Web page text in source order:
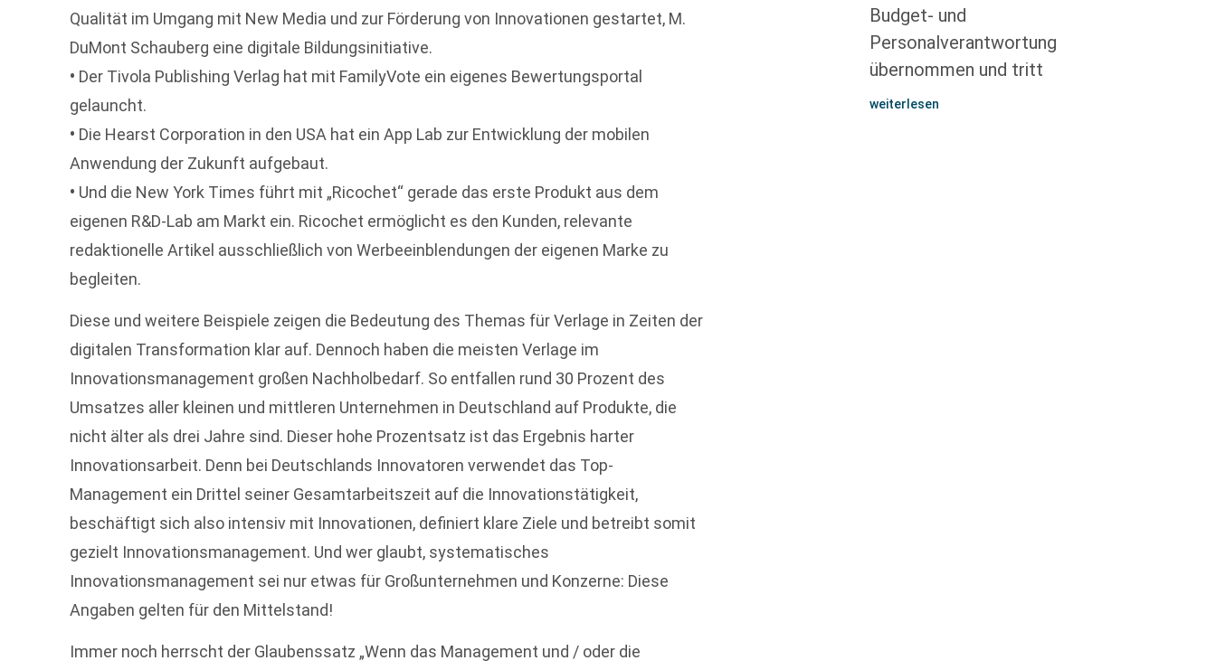
Qualität im Umgang mit New Media und zur Förderung von Innovationen gestartet, M.
DuMont Schauberg eine digitale Bildungsinitiative.
• Der Tivola Publishing Verlag hat mit FamilyVote ein eigenes Bewertungsportal
gelauncht.
• Die Hearst Corporation in den USA hat ein App Lab zur Entwicklung der mobilen
Anwendung der Zukunft aufgebaut.
• Und die New York Times führt mit „Ricochet“ gerade das erste Produkt aus dem
eigenen R&D-Lab am Markt ein. Ricochet ermöglicht es den Kunden, relevante
redaktionelle Artikel ausschließlich von Werbeeinblendungen der eigenen Marke zu
begleiten.
Diese und weitere Beispiele zeigen die Bedeutung des Themas für Verlage in Zeiten der
digitalen Transformation klar auf. Dennoch haben die meisten Verlage im
Innovationsmanagement großen Nachholbedarf. So entfallen rund 30 Prozent des
Umsatzes aller kleinen und mittleren Unternehmen in Deutschland auf Produkte, die
nicht älter als drei Jahre sind. Dieser hohe Prozentsatz ist das Ergebnis harter
Innovationsarbeit. Denn bei Deutschlands Innovatoren verwendet das Top-
Management ein Drittel seiner Gesamtarbeitszeit auf die Innovationstätigkeit,
beschäftigt sich also intensiv mit Innovationen, definiert klare Ziele und betreibt somit
gezielt Innovationsmanagement. Und wer glaubt, systematisches
Innovationsmanagement sei nur etwas für Großunternehmen und Konzerne: Diese
Angaben gelten für den Mittelstand!
Immer noch herrscht der Glaubenssatz „Wenn das Management und / oder die
Budget- und
Personalverantwortung
übernommen und tritt
weiterlesen